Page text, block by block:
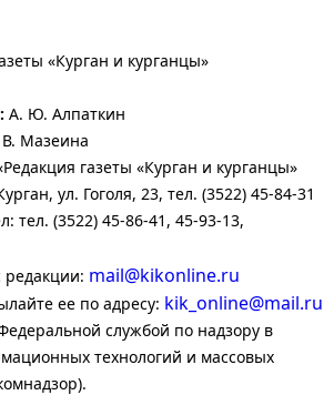
«Курган и курганцы»
А. Ю. Алпаткин
Мазеина
газеты «Курган и курганцы»
ул. Гоголя, 23, тел. (3522) 45-84-31
тел. (3522) 45-86-41, 45-93-13,
mail@kikonline.ru
ее по адресу: kik_online@mail.ru
службой по надзору в
технологий и массовых